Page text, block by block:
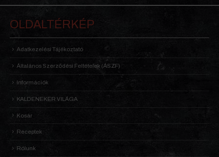
OLDALTÉRKÉP
Adatkezelési Tájékoztató
Általános Szerződési Feltételek (ÁSZF)
Információk
KALDENEKER VILÁGA
Kosár
Receptek
Rólunk